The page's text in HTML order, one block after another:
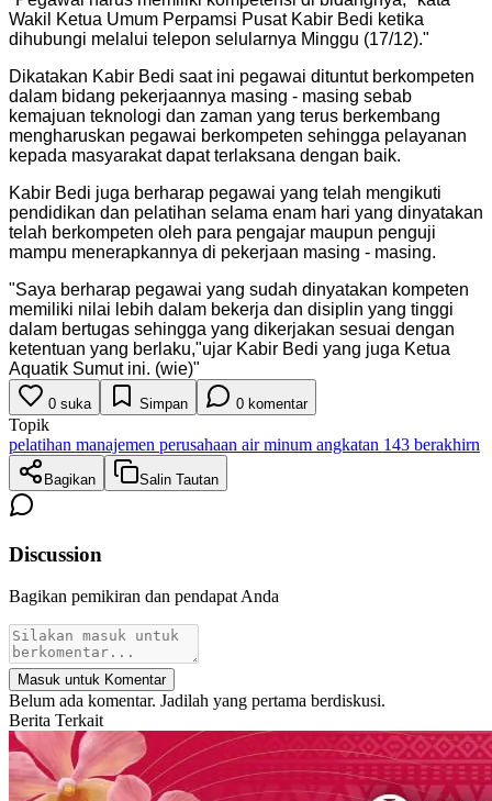
Wakil Ketua Umum Perpamsi Pusat Kabir Bedi ketika
dihubungi melalui telepon selularnya Minggu (17/12)."
Dikatakan Kabir Bedi saat ini pegawai dituntut berkompeten
dalam bidang pekerjaannya masing - masing sebab
kemajuan teknologi dan zaman yang terus berkembang
mengharuskan pegawai berkompeten sehingga pelayanan
kepada masyarakat dapat terlaksana dengan baik.
Kabir Bedi juga berharap pegawai yang telah mengikuti
pendidikan dan pelatihan selama enam hari yang dinyatakan
telah berkompeten oleh para pengajar maupun penguji
mampu menerapkannya di pekerjaan masing - masing.
"Saya berharap pegawai yang sudah dinyatakan kompeten
memiliki nilai lebih dalam bekerja dan disiplin yang tinggi
dalam bertugas sehingga yang dikerjakan sesuai dengan
ketentuan yang berlaku,"ujar Kabir Bedi yang juga Ketua
Aquatik Sumut ini. (wie)"
0 suka Simpan 0 komentar
Topik
pelatihan manajemen perusahaan air minum angkatan 143 berakhirn
Bagikan Salin Tautan
Discussion
Bagikan pemikiran dan pendapat Anda
Masuk untuk Komentar
Belum ada komentar. Jadilah yang pertama berdiskusi.
Berita Terkait